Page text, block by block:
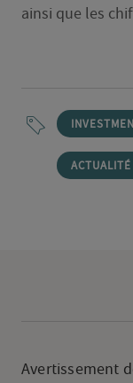
ainsi que les
Avertissement